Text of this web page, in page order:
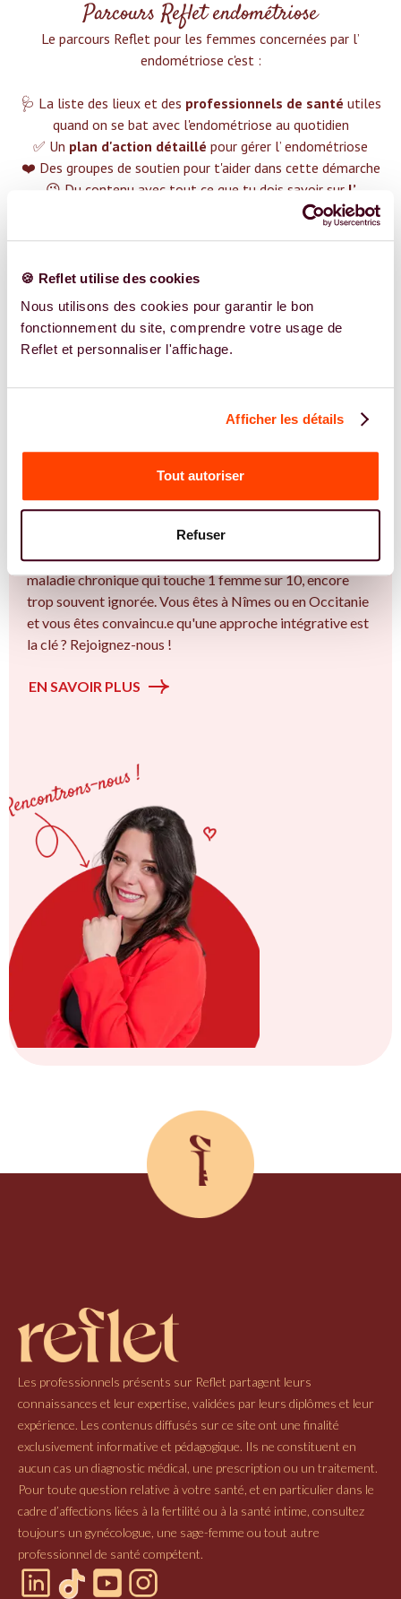
🍪 Reflet utilise des cookies
Nous utilisons des cookies pour garantir le bon
fonctionnement du site, comprendre votre usage de
Reflet et personnaliser l'affichage.
Afficher les détails
Tout autoriser
Refuser
Parcours Reflet endométriose
Le parcours Reflet pour les femmes concernées par l’
endométriose c'est :‍
🩺 La liste des lieux et des professionnels de santé utiles
quand on se bat avec l'endométriose au quotidien
✅ Un plan d'action détaillé pour gérer l’ endométriose
❤️ Des groupes de soutien pour t'aider dans cette démarche
😉 Du contenu avec tout ce que tu dois savoir sur l’
Vous êtes Sage Femme expert.e.s en
Vous êtes Sage Femme spécialiste dans dans
l'accompagnement des femmes et des couples sur la
thématique de la fertilité et particulièrement sur l’ Une
maladie chronique qui touche 1 femme sur 10, encore
trop souvent ignorée. Vous êtes à Nîmes ou en Occitanie
et vous êtes convaincu.e qu'une approche intégrative est
la clé ? Rejoignez-nous !
EN SAVOIR PLUS
Les professionnels présents sur Reflet partagent leurs
connaissances et leur expertise, validées par leurs diplômes et leur
expérience. Les contenus diffusés sur ce site ont une finalité
exclusivement informative et pédagogique. Ils ne constituent en
aucun cas un diagnostic médical, une prescription ou un traitement.
Pour toute question relative à votre santé, et en particulier dans le
cadre d’affections liées à la fertilité ou à la santé intime, consultez
toujours un gynécologue, une sage-femme ou tout autre
professionnel de santé compétent.